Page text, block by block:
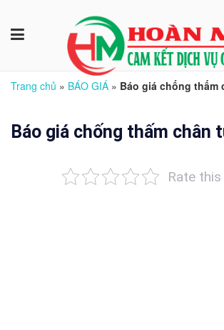
Trang chủ » BÁO GIÁ » Báo giá chống thấm
Báo giá chống thấm chân
Rate